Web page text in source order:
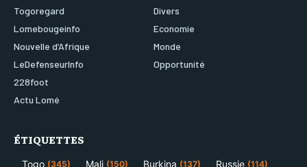
Togoregard
Lomebougeinfo
Nouvelle d’Afrique
LeDefenseurInfo
228foot
Actu Lomé
Divers
Economie
Monde
Opportunité
ÉTIQUETTES
Togo (345) Mali (150) Burkina (137) Russie (114)